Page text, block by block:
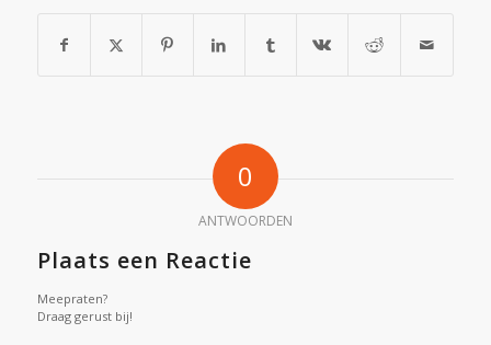
0
ANTWOORDEN
Plaats een Reactie
Meepraten?
Draag gerust bij!